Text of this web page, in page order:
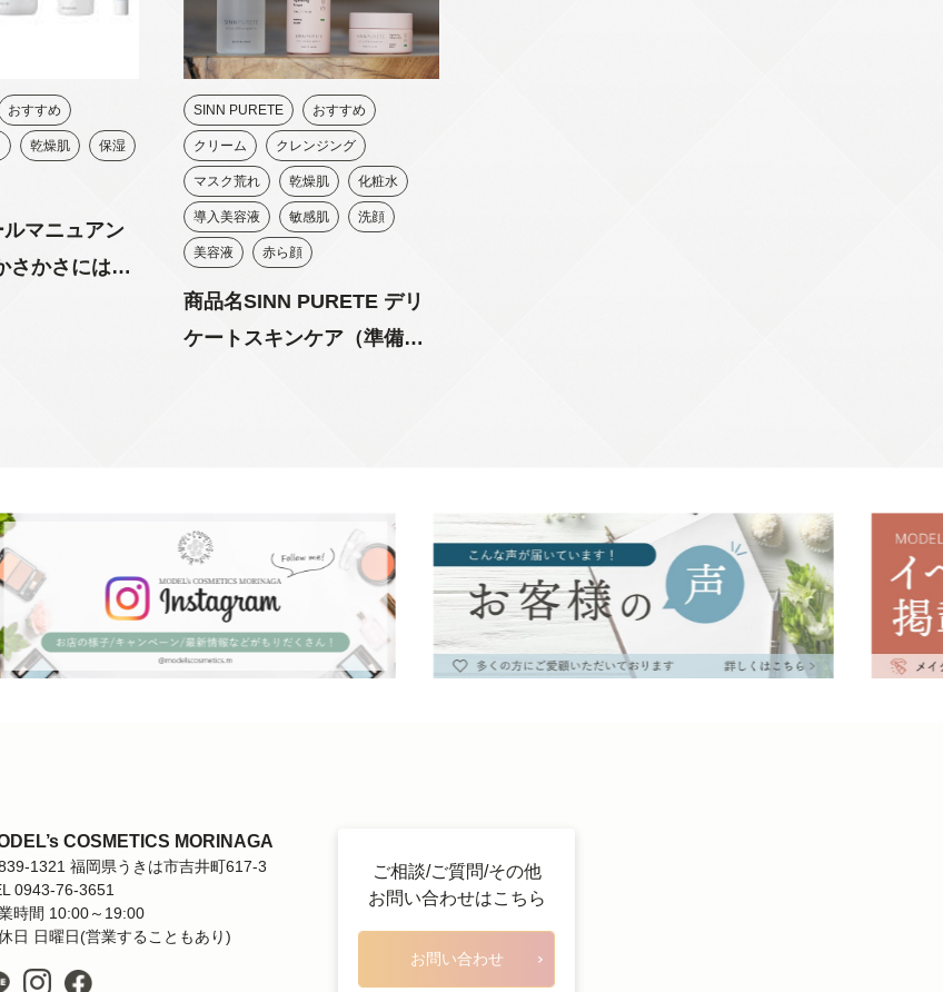
おすすめ
乾燥肌 保湿
マニュアン
さかさにはコ
SINN PURETE おすすめ
クリーム クレンジング
マスク荒れ 乾燥肌 化粧水
導入美容液 敏感肌 洗顔
美容液 赤ら顔
商品名SINN PURETE デリ
ケートスキンケア（準備
COSMETICS MORINAGA
1321 福岡県うきは市吉井町617-3
0943-76-3651
時間 10:00～19:00
日 日曜日(営業することもあり)
ご相談/ご質問/その他
お問い合わせはこちら
お問い合わせ